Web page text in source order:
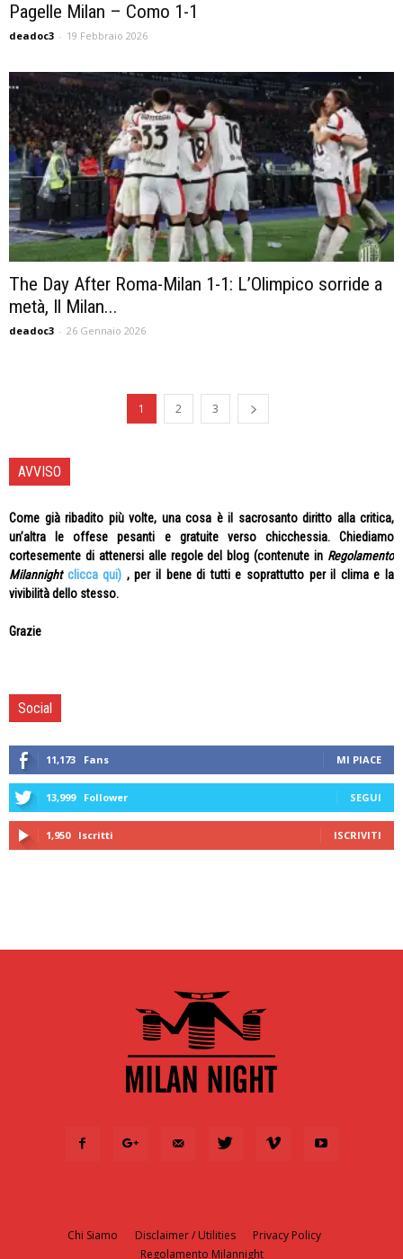
Pagelle Milan – Como 1-1
deadoc3 - 19 Febbraio 2026
The Day After Roma-Milan 1-1: L’Olimpico sorride a
metà, Il Milan...
deadoc3 - 26 Gennaio 2026
1 2 3
AVVISO
Come già ribadito più volte, una cosa è il sacrosanto diritto alla critica,
un’altra le offese pesanti e gratuite verso chicchessia. Chiediamo
cortesemente di attenersi alle regole del blog (contenute in Regolamento
Milannight clicca qui) , per il bene di tutti e soprattutto per il clima e la
vivibilità dello stesso.
Grazie
Social
11,173 Fans MI PIACE
13,999 Follower SEGUI
1,950 Iscritti ISCRIVITI
Chi Siamo Disclaimer / Utilities
Privacy Policy
Regolamento Milannight